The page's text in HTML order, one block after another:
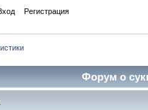
Регистрация
Форум о